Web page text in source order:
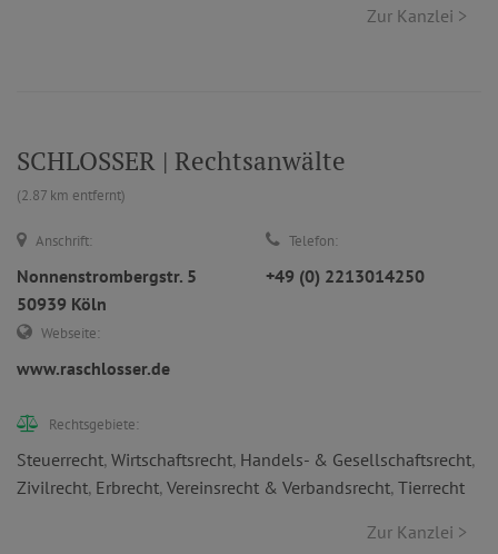
Zur Kanzlei >
SCHLOSSER | Rechtsanwälte
(2.87 km entfernt)
Anschrift:
Nonnenstrombergstr. 5
50939 Köln
Telefon:
+49 (0) 2213014250
Webseite:
www.raschlosser.de
Rechtsgebiete:
Steuerrecht, Wirtschaftsrecht, Handels- & Gesellschaftsrecht,
Zivilrecht, Erbrecht, Vereinsrecht & Verbandsrecht, Tierrecht
Zur Kanzlei >